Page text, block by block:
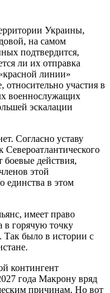
Украины,
на самом
подтвердится,
ли их отправка
линии»
участия в
военнослужащих
эскалации
Согласно уставу
боевые действия,
этой
единства в этом
имеет право
в горячую точку
Так было в истории с
контингент
года Макрону вряд
причинам. Но вот